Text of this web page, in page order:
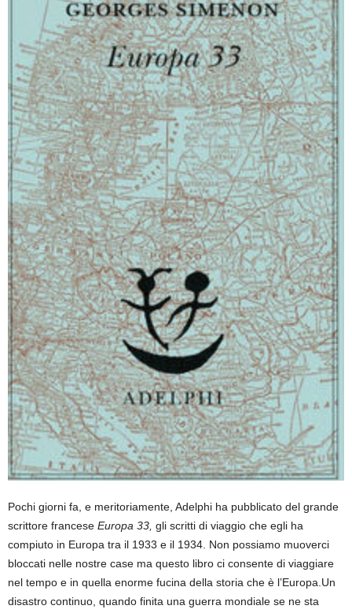
Pochi giorni fa, e meritoriamente, Adelphi ha pubblicato del grande
scrittore francese Europa 33, gli scritti di viaggio che egli ha
compiuto in Europa tra il 1933 e il 1934. Non possiamo muoverci
bloccati nelle nostre case ma questo libro ci consente di viaggiare
nel tempo e in quella enorme fucina della storia che è l’Europa.Un
disastro continuo, quando finita una guerra mondiale se ne sta